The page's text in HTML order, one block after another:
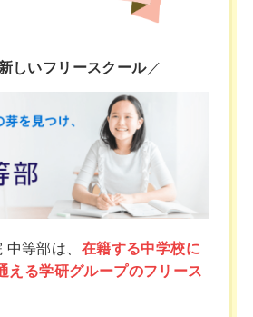
しいフリースクール／
等部は、 在籍する中学校に
える学研グループのフリース